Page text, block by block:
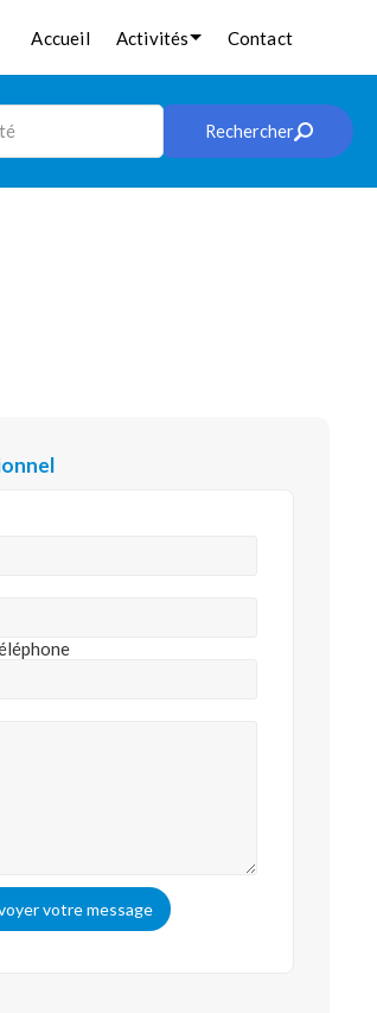
Accueil Activités Contact
Rechercher
votre message